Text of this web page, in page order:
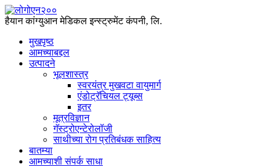
हैयान कांग्युआन मेडिकल इन्स्ट्रुमेंट कंपनी, लि.
मुखपृष्ठ
आमच्याबद्दल
उत्पादने
भूलशास्त्र
स्वरयंत्र मुखवटा वायुमार्ग
एंडोट्रॅचियल ट्यूब्स
इतर
मूत्रविज्ञान
गॅस्ट्रोएन्टेरोलॉजी
साथीच्या रोग प्रतिबंधक साहित्य
बातम्या
आमच्याशी संपर्क साधा